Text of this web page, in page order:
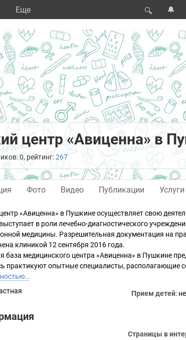
Eще 🔍 🔔
центр «Авиценна» в
0, рейтинг:267
Фото Видео Публикации Услуги
«Авиценна» в Пушкине осуществляет свою
в роли лечебно-диагностического
медицины. Разрешительная документация на
клиникой 12 сентября 2016 года.
база медицинского центра «Авиценна» в Пушкине
практикуют опытные специалисты, располагающие
Прием детей:
Страницы в